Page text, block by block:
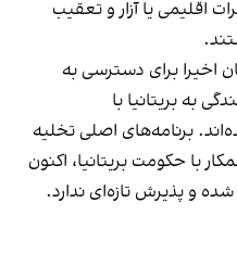
اقلیمی یا آزار و تعقیب
اخیرا برای دسترسی به
به بریتانیا با
برنامه‌های اصلی تخلیه
با حکومت بریتانیا، اکنون
و پذیرش تازه‌ای ندارد.